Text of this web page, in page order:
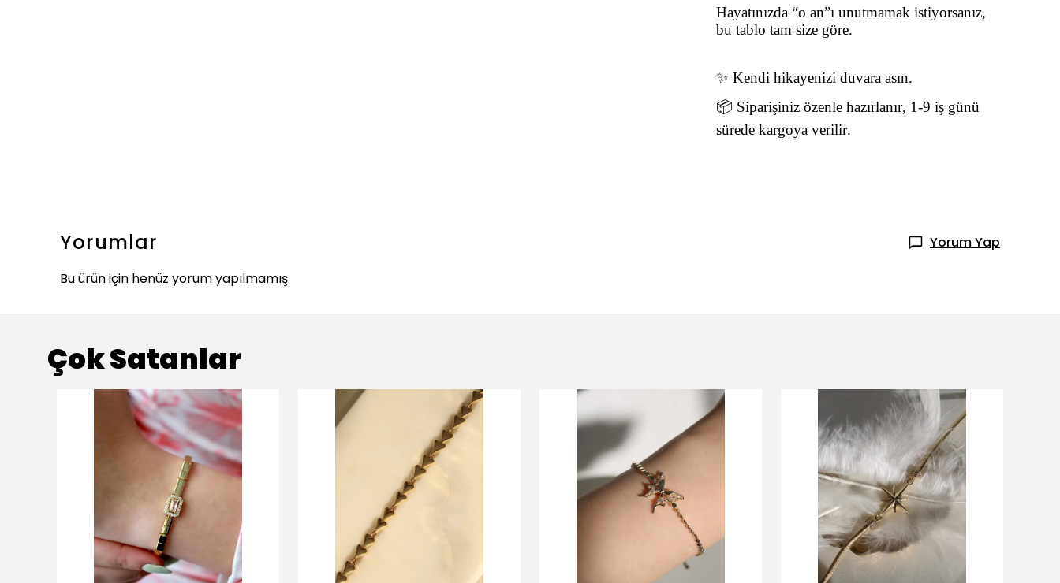
Hayatınızda “o an”ı unutmamak istiyorsanız,
bu tablo tam size göre.
✨ Kendi hikayenizi duvara asın.
📦 Siparişiniz özenle hazırlanır, 1-9 iş günü
sürede kargoya verilir.
Yorumlar
Yorum Yap
Bu ürün için henüz yorum yapılmamış.
Çok Satanlar